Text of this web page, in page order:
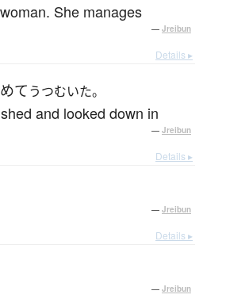
She manages
— Jreibun
Details ▸
てうつむいた。
and looked down in
— Jreibun
Details ▸
— Jreibun
Details ▸
— Jreibun